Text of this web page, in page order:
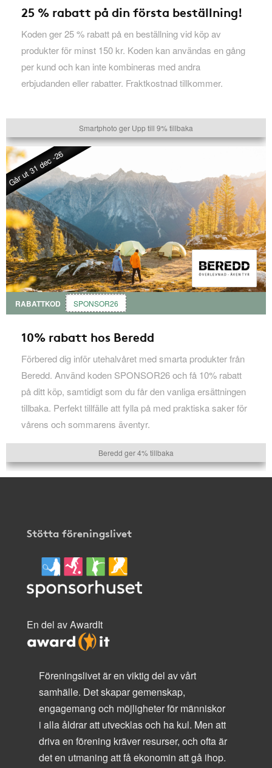
25 % rabatt på din första beställning!
Koden ger 25 % rabatt på en beställning vid köp av
produkter för minst 150 kr. Koden kan användas en gång
per kund och kan inte kombineras med andra
erbjudanden eller rabatter. Fraktkostnad tillkommer.
Smartphoto ger Upp till 9% tillbaka
Går ut 31 dec -26
RABATTKOD SPONSOR26
10% rabatt hos Beredd
Förbered dig inför utehalvåret med smarta produkter från
Beredd. Använd koden SPONSOR26 och få 10% rabatt
på ditt köp, samtidigt som du får den vanliga ersättningen
tillbaka. Perfekt tillfälle att fylla på med praktiska saker för
vårens och sommarens äventyr.
Beredd ger 4% tillbaka
Stötta föreningslivet
En del av AwardIt
Föreningslivet är en viktig del av vårt
samhälle. Det skapar gemenskap,
engagemang och möjligheter för människor
i alla åldrar att utvecklas och ha kul. Men att
driva en förening kräver resurser, och ofta är
det en utmaning att få ekonomin att gå ihop.